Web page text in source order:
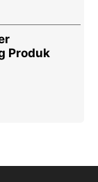
Produk